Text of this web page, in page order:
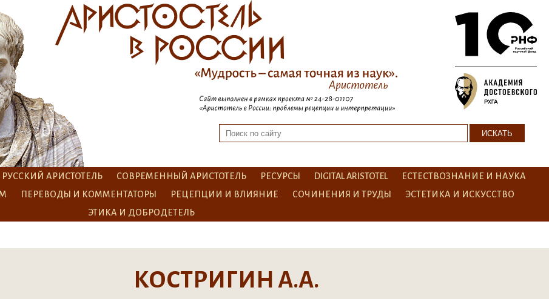
РУССКИЙ АРИСТОТЕЛЬ СОВРЕМЕННЫЙ АРИСТОТЕЛЬ РЕСУРСЫ DIGITAL ARISTOTEL
ЕСТЕСТВОЗНАНИЕ И НАУКА
ПЕРЕВОДЫ И КОММЕНТАТОРЫ РЕЦЕПЦИИ И ВЛИЯНИЕ СОЧИНЕНИЯ И ТРУДЫ
ЭСТЕТИКА И ИСКУССТВО
ЭТИКА И ДОБРОДЕТЕЛЬ
КОСТРИГИН А.А.